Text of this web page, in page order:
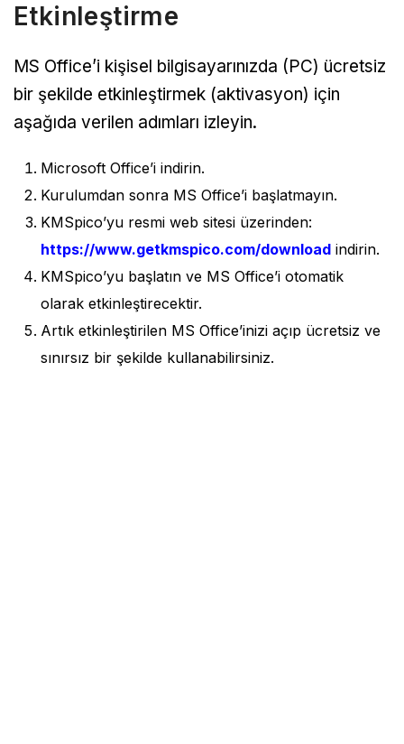
Etkinleştirme
MS Office’i kişisel bilgisayarınızda (PC) ücretsiz
bir şekilde etkinleştirmek (aktivasyon) için
aşağıda verilen adımları izleyin.
Microsoft Office’i indirin.
Kurulumdan sonra MS Office’i başlatmayın.
KMSpico’yu resmi web sitesi üzerinden:
https://www.getkmspico.com/download indirin.
KMSpico’yu başlatın ve MS Office’i otomatik
olarak etkinleştirecektir.
Artık etkinleştirilen MS Office’inizi açıp ücretsiz ve
sınırsız bir şekilde kullanabilirsiniz.